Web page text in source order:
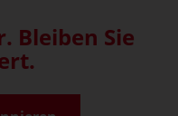
Bleiben Sie